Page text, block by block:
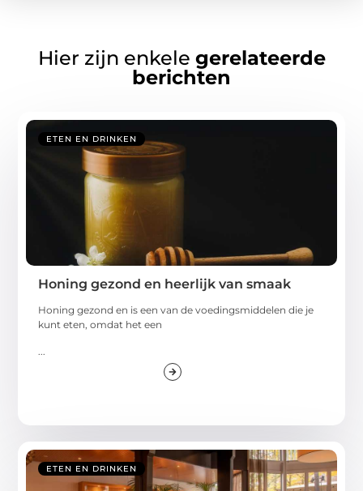
Hier zijn enkele gerelateerde
berichten
ETEN EN DRINKEN
Honing gezond en heerlijk van smaak
Honing gezond en is een van de voedingsmiddelen die je
kunt eten, omdat het een
ETEN EN DRINKEN